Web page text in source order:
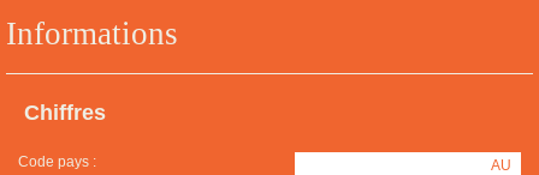
Informations
Chiffres
Code pays : AU